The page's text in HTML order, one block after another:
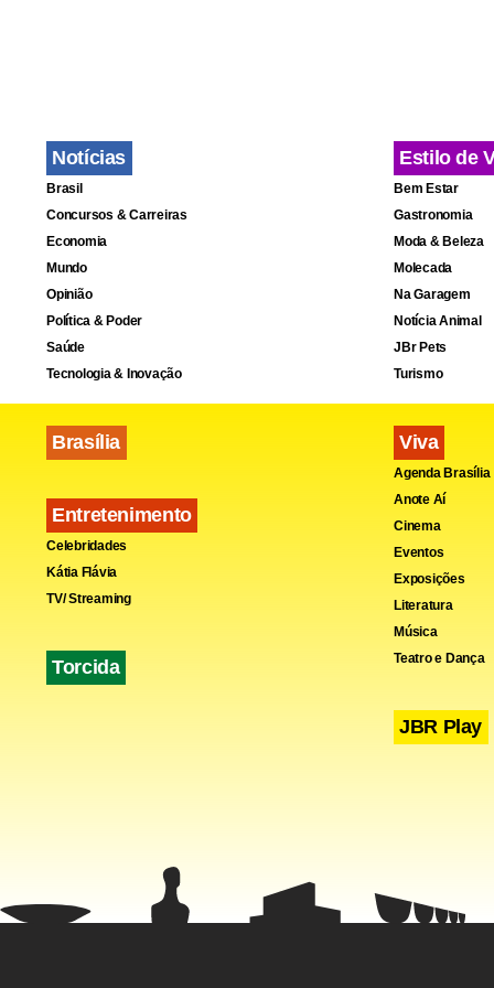
Notícias
Brasil
Concursos & Carreiras
Economia
Mundo
Opinião
Política & Poder
Saúde
Tecnologia & Inovação
Brasília
Entretenimento
Celebridades
Kátia Flávia
TV/ Streaming
Torcida
Estilo de
Bem Estar
Gastronomia
Moda & Beleza
Molecada
Na Garagem
Notícia Animal
JBr Pets
Turismo
Viva
Agenda Brasília
Anote Aí
Cinema
Eventos
Exposições
Literatura
Música
Teatro e Dança
JBR Play